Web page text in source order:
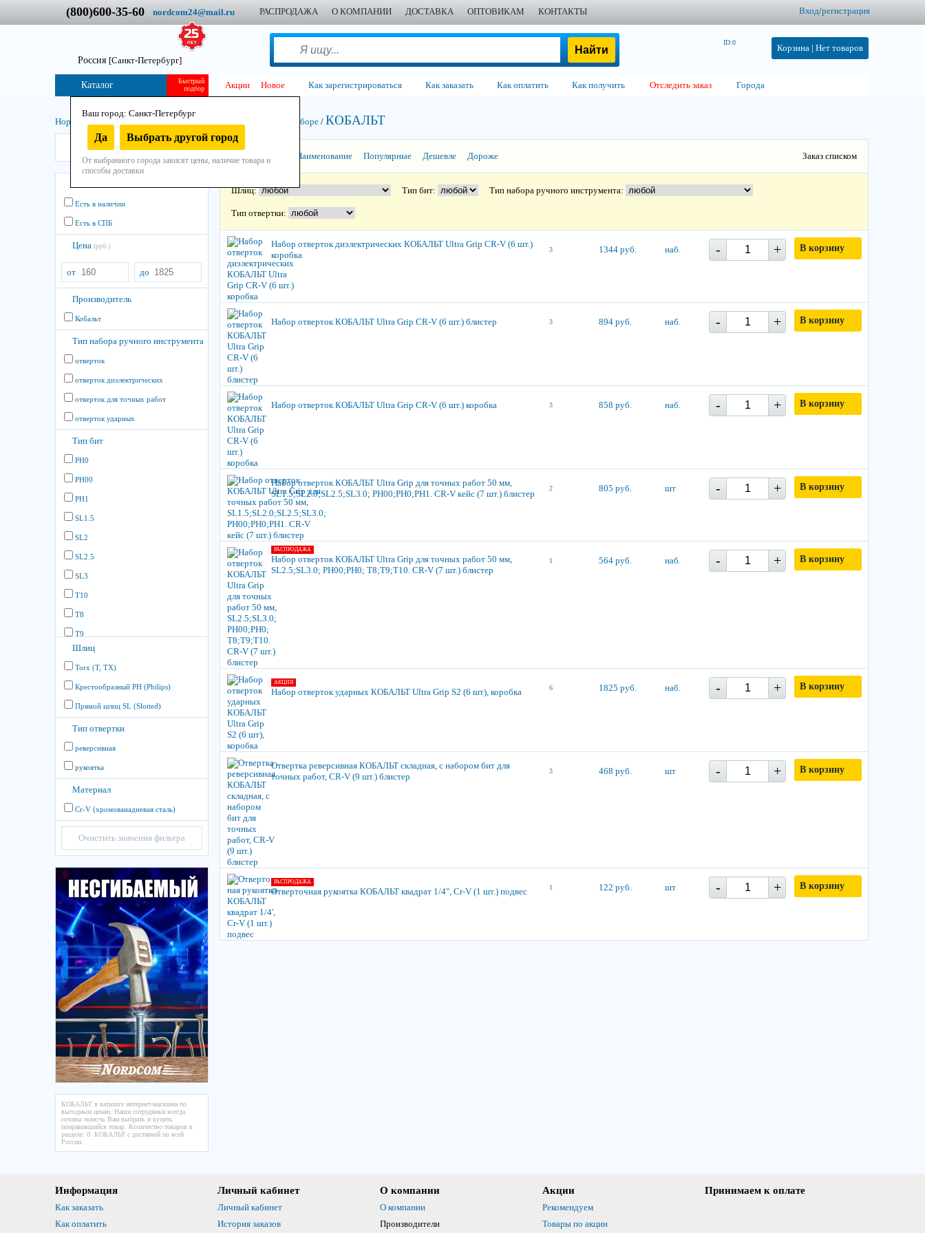
(800)600-35-60 nordcom24@mail.ru РАСПРОДАЖА О КОМПАНИИ ДОСТАВКА ОПТОВИКАМ КОНТАКТЫ Вход/регистрация
Россия [Санкт-Петербург]
Ваш город: Санкт-Петербург
Да Выбрать другой город
От выбранного города зависят цены, наличие товара и
способы доставки
Корзина | Нет товаров
ID:0
Быстрый
подбор
Каталог Акции Новое Как зарегистрироваться Как заказать Как оплатить Как получить Отследить заказ Города
Нордком Инструмент Ручной / Отвёрточный Отвёртки в наборе / КОБАЛЬТ
КОБАЛЬТ
Есть в наличии
Есть в СПБ
Цена (руб.)
от до
Производитель
Кобальт
Тип набора ручного инструмента
отверток
отверток диэлектрических
отверток для точных работ
отверток ударных
Тип бит
PH0
PH00
PH1
SL1.5
SL2
SL2.5
SL3
T10
T8
T9
Шлиц
Torx (T, TX)
Крестообразный PH (Philips)
Прямой шлиц SL (Slotted)
Тип отвертки
реверсивная
рукоятка
Материал
Cr-V (хромованадиевая сталь)
Очистить значения фильтра
КОБАЛЬТ в каталоге интернет-магазина по
выгодным ценам. Наши сотрудники всегда
готовы помочь Вам выбрать и купить
понравившийся товар. Количество товаров в
разделе: 0. КОБАЛЬТ с доставкой по всей
России.
Наименование Популярные Дешевле Дороже Заказ списком
Шлиц: Тип бит: Тип набора ручного инструмента:
Тип отвертки:
Набор отверток диэлектрических КОБАЛЬТ Ultra Grip CR-V (6 шт.)
коробка
3 1344 руб. наб. - + В корзину
Набор отверток КОБАЛЬТ Ultra Grip CR-V (6 шт.) блистер 3 894 руб. наб. - + В корзину
Набор отверток КОБАЛЬТ Ultra Grip CR-V (6 шт.) коробка 3 858 руб. наб. - + В корзину
Набор отверток КОБАЛЬТ Ultra Grip для точных работ 50 мм,
SL1.5;SL2.0;SL2.5;SL3.0; PH00;PH0;PH1. CR-V кейс (7 шт.) блистер
2 805 руб. шт - + В корзину
РАСПРОДАЖА
Набор отверток КОБАЛЬТ Ultra Grip для точных работ 50 мм,
SL2.5;SL3.0; PH00;PH0; T8;T9;T10. CR-V (7 шт.) блистер
1 564 руб. наб. - + В корзину
АКЦИЯ
Набор отверток ударных КОБАЛЬТ Ultra Grip S2 (6 шт), коробка 6 1825 руб. наб. - + В корзину
Отвертка реверсивная КОБАЛЬТ складная, с набором бит для
точных работ, CR-V (9 шт.) блистер
3 468 руб. шт - + В корзину
РАСПРОДАЖА
Отверточная рукоятка КОБАЛЬТ квадрат 1/4", Cr-V (1 шт.) подвес 1 122 руб. шт - + В корзину
Информация
Как заказать
Как оплатить
Личный кабинет
Личный кабинет
История заказов
О компании
О компании
Производители
Акции
Рекомендуем
Товары по акции
Принимаем к оплате